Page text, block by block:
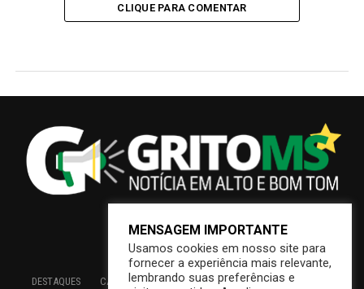
CLIQUE PARA COMENTAR
DESTAQUES CAMPO GRANDE BRASIL SAÚDE ECONOMIA
MENSAGEM IMPORTANTE
Usamos cookies em nosso site para
fornecer a experiência mais relevante,
lembrando suas preferências e